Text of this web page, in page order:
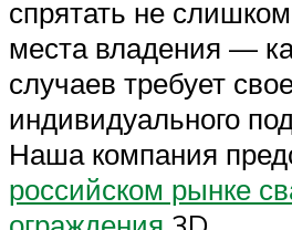
спрятать не
места владения —
случаев требует
индивидуального
Наша компания
российском рынке